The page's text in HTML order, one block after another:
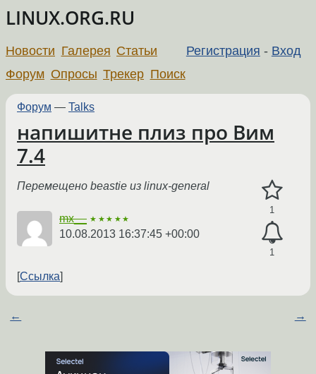
LINUX.ORG.RU
Регистрация - Вход
Новости Галерея Статьи
Форум Опросы Трекер Поиск
Форум — Talks
напишитне плиз про Вим
7.4
1
1
Перемещено beastie из linux-general
mx__ ★★★★★
10.08.2013 16:37:45 +00:00
Ссылка
← →